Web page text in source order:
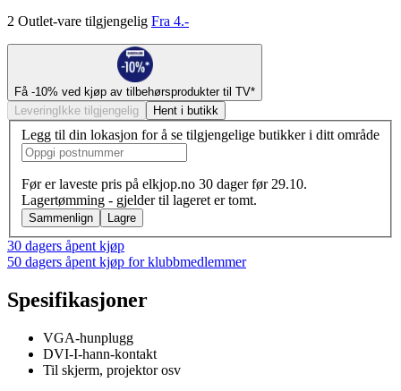
2 Outlet-vare tilgjengelig Fra 4.-
Få -10% ved kjøp av tilbehørsprodukter til TV*
Levering Ikke tilgjengelig Hent i butikk
Legg til din lokasjon for å se tilgjengelige butikker i ditt område
Før er laveste pris på elkjop.no 30 dager før 29.10.
Lagertømming - gjelder til lageret er tomt.
Sammenlign Lagre
30 dagers åpent kjøp
50 dagers åpent kjøp for klubbmedlemmer
Spesifikasjoner
VGA-hunplugg
DVI-I-hann-kontakt
Til skjerm, projektor osv